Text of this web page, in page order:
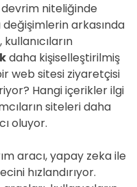
devrim niteliğinde
arkasında
daha kişiselleştirilmiş
web sitesi ziyaretçisi
Hangi içerikler ilgi
siteleri daha
oluyor.
aracı, yapay zeka ile
hızlandırıyor.